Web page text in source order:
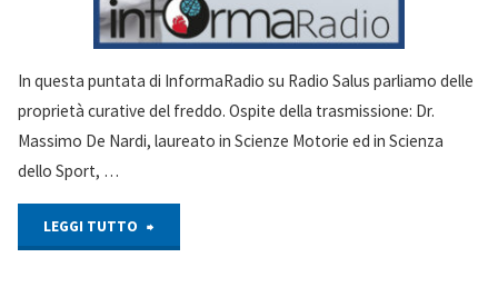
In questa puntata di InformaRadio su Radio Salus parliamo delle
proprietà curative del freddo. Ospite della trasmissione: Dr.
Massimo De Nardi, laureato in Scienze Motorie ed in Scienza
dello Sport, …
LEGGI TUTTO